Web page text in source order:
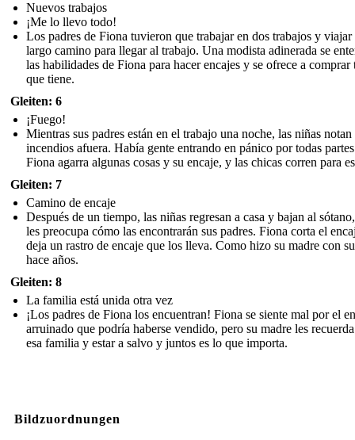
Nuevos trabajos
¡Me lo llevo todo!
Los padres de Fiona tuvieron que trabajar en dos trabajos y viajar
largo camino para llegar al trabajo. Una modista adinerada se
las habilidades de Fiona para hacer encajes y se ofrece a comprar
que tiene.
Gleiten: 6
¡Fuego!
Mientras sus padres están en el trabajo una noche, las niñas notan
incendios afuera. Había gente entrando en pánico por todas
Fiona agarra algunas cosas y su encaje, y las chicas corren para
Gleiten: 7
Camino de encaje
Después de un tiempo, las niñas regresan a casa y bajan al
les preocupa cómo las encontrarán sus padres. Fiona corta el
deja un rastro de encaje que los lleva. Como hizo su madre con
hace años.
Gleiten: 8
La familia está unida otra vez
¡Los padres de Fiona los encuentran! Fiona se siente mal por el
arruinado que podría haberse vendido, pero su madre les
esa familia y estar a salvo y juntos es lo que importa.
Bildzuordnungen